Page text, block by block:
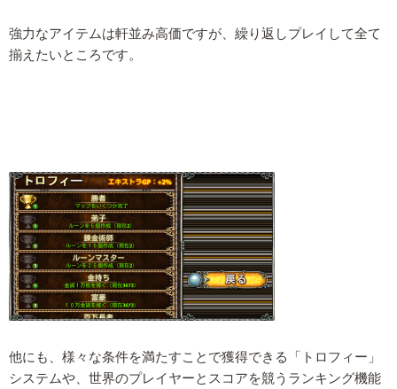
強力なアイテムは軒並み高価ですが、繰り返しプレイして全て
揃えたいところです。
他にも、様々な条件を満たすことで獲得できる「トロフィー」
システムや、世界のプレイヤーとスコアを競うランキング機能